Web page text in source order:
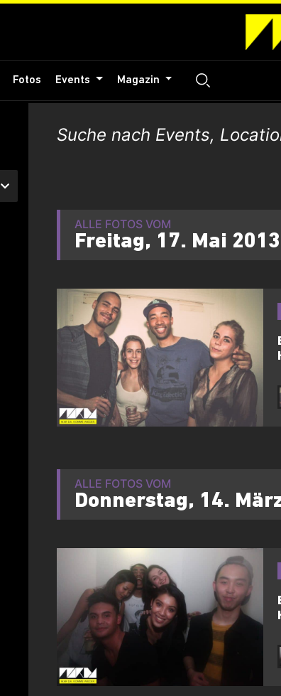
Fotos Events Magazin
ALLE FOTOS VOM
Freitag, 17. Mai 2013
ALLE FOTOS VOM
Donnerstag, 14.